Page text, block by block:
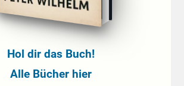
Hol dir das Buch!
Alle Bücher hier